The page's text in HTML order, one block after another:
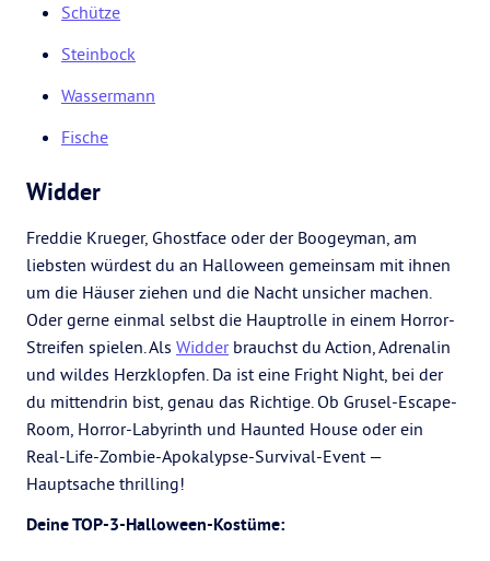
Schütze
Steinbock
Wassermann
Fische
Widder
Freddie Krueger, Ghostface oder der Boogeyman, am
liebsten würdest du an Halloween gemeinsam mit ihnen
um die Häuser ziehen und die Nacht unsicher machen.
Oder gerne einmal selbst die Hauptrolle in einem Horror-
Streifen spielen. Als Widderbrauchst du Action, Adrenalin
und wildes Herzklopfen. Da ist eine Fright Night, bei der
du mittendrin bist, genau das Richtige. Ob Grusel-Escape-
Room, Horror-Labyrinth und Haunted House oder ein
Real-Life-Zombie-Apokalypse-Survival-Event —
Hauptsache thrilling!
Deine TOP-3-Halloween-Kostüme: